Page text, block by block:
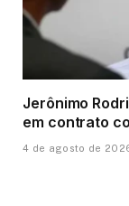
Jerônimo
em contrato
4 de agosto de